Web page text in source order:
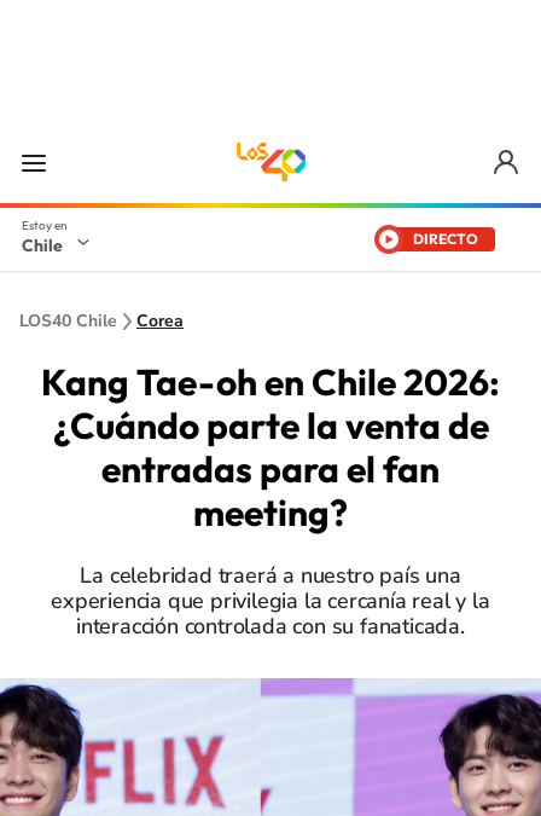
Chile DIRECTO
LOS40 Chile Corea
Kang Tae-oh en Chile 2026:
¿Cuándo parte la venta de
entradas para el fan
meeting?
La celebridad traerá a nuestro país una
experiencia que privilegia la cercanía real y la
interacción controlada con su fanaticada.